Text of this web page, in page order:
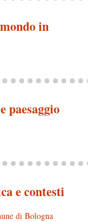
in
paesaggio
e contesti
di Bologna